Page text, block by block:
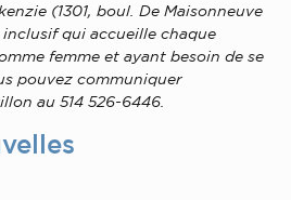
(1301, boul. De Maisonneuve
qui accueille chaque
femme et ayant besoin de se
pouvez communiquer
au 514 526-6446.